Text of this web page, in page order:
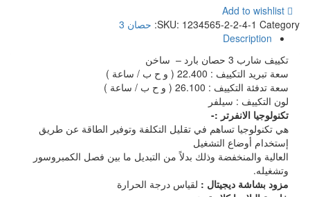
Add to wishlist
SKU: 1234565-2-2-4-1 Category:
حصان 3
Description
تكييف شارب 3 حصان بارد – ساخن
سعة تبريد التكييف : 22.400 ( و ح ب / ساعة )
سعة تدفئة التكييف : 26.100 ( و ح ب / ساعة )
لون التكييف : سيلفر
تكنولوجيا الانفرتر :-
هي تكنولوجيا تساهم في تقليل التكلفة وتوفير الطاقة عن طريق
إستخدام أوضاع التشغيل
العالية والمنخفضة وذلك بدلاً من التبديل ما بين فصل الكمبروسور
وتشغيله.
مزود بشاشة ديجيتال : لقياس درجة الحرارة